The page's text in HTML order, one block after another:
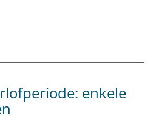
enkele